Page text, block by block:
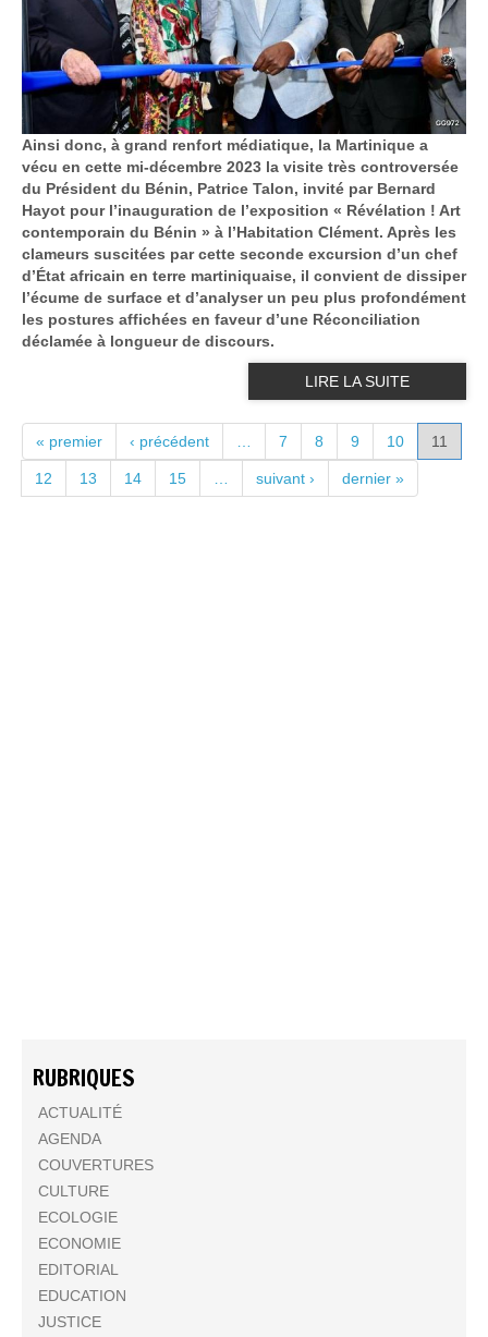
Ainsi donc, à grand renfort médiatique, la Martinique a
vécu en cette mi-décembre 2023 la visite très controversée
du Président du Bénin, Patrice Talon, invité par Bernard
Hayot pour l’inauguration de l’exposition « Révélation ! Art
contemporain du Bénin » à l’Habitation Clément. Après les
clameurs suscitées par cette seconde excursion d’un chef
d’État africain en terre martiniquaise, il convient de dissiper
l’écume de surface et d’analyser un peu plus profondément
les postures affichées en faveur d’une Réconciliation
déclamée à longueur de discours.
LIRE LA SUITE
PAGES
« premier ‹ précédent 7 8 9 10 11
12 13 14 15 suivant › dernier »
RUBRIQUES
ACTUALITÉ
AGENDA
COUVERTURES
CULTURE
ECOLOGIE
ECONOMIE
EDITORIAL
EDUCATION
JUSTICE